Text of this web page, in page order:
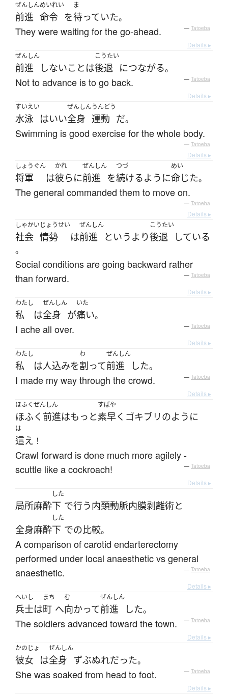
ぜんしん
前進
めいれい
命令 を
ま
待っていた。
They were waiting for the go-ahead. — Tatoeba
Details ▸
ぜんしん
前進 しないことは
こうたい
後退 につながる。
Not to advance is to go back. — Tatoeba
Details ▸
すいえい
水泳 はいい
ぜんしん
全身
うんどう
運動 だ。
Swimming is good exercise for the whole body.
— Tatoeba
Details ▸
しょうぐん
将軍 は
かれ
彼らに
ぜんしん
前進 を
つづ
続けるように
めい
命じた。
The general commanded them to move on.
— Tatoeba
Details ▸
しゃかい
社会
じょうせい
情勢 は
ぜんしん
前進 というより
こうたい
後退 している
。
Social conditions are going backward rather
than forward.
— Tatoeba
Details ▸
わたし
私 は
ぜんしん
全身 が
いた
痛い。
I ache all over. — Tatoeba
Details ▸
わたし
私 は人込みを
わ
割って
ぜんしん
前進 した。
I made my way through the crowd. — Tatoeba
Details ▸
ほふくぜんしん
ほふく前進はもっと
すばや
素早く ゴキブリ のように
は
這え ！
Crawl forward is done much more agilely -
scuttle like a cockroach!
— Tatoeba
Details ▸
局所麻酔
した
下 で行う内頚動脈内膜剥離術と
全身麻酔
した
下 での比較。
A comparison of carotid endarterectomy
performed under local anaesthetic vs general
anaesthetic.
— Tatoeba
Details ▸
へいし
兵士は
まち
町 へ
む
向かって
ぜんしん
前進 した。
The soldiers advanced toward the town. — Tatoeba
Details ▸
かのじょ
彼女 は
ぜんしん
全身 ずぶぬれだった。
She was soaked from head to foot. — Tatoeba
Details ▸